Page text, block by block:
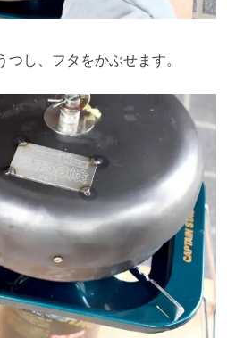
し、フタをかぶせます。